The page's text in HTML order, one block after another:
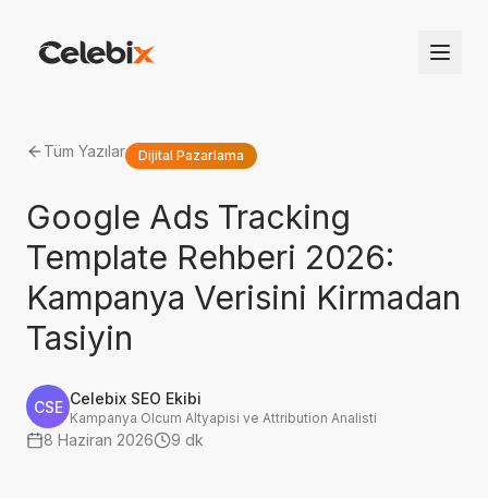
Tüm Yazılar Dijital Pazarlama
Google Ads Tracking
Template Rehberi 2026:
Kampanya Verisini Kirmadan
Tasiyin
CSE Celebix SEO Ekibi
Kampanya Olcum Altyapisi ve Attribution Analisti
8 Haziran 2026 9 dk